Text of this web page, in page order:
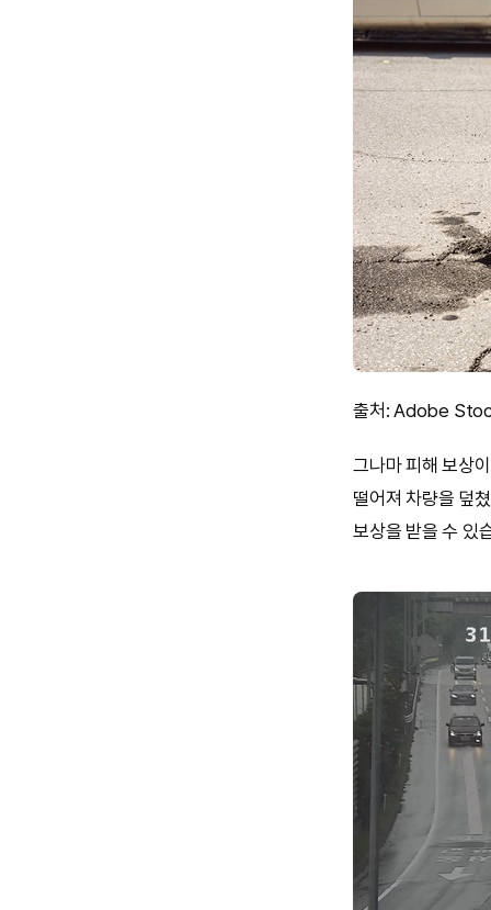
출처: Adobe
그나마 피해 보상
떨어져 차량을 덮
보상을 받을 수 있